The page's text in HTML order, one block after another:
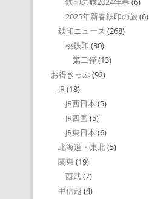
2025年新春鉄印の旅 (6)
鉄印ニュース (268)
桃鉄印 (30)
第二弾(13)
お得きっぷ(92)
JR(18)
JR西日本 (5)
JR四国 (5)
JR東日本 (6)
北海道・東北(5)
関東 (19)
西武(7)
甲信越 (4)